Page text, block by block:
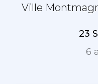
Ville
23
6